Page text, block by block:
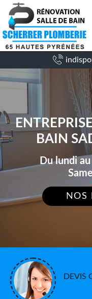
BAIN
Du lundi
NOS
DEVIS